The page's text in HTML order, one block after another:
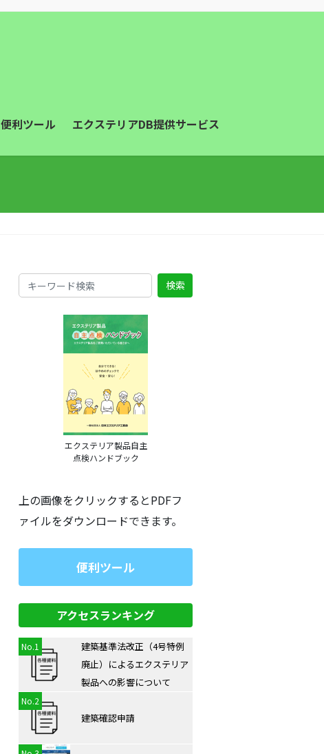
便利ツール エクステリアDB提供サービス
検索
エクステリア製品自主
点検ハンドブック
上の画像をクリックするとPDFフ
ァイルをダウンロードできます。
便利ツール
アクセスランキング
建築基準法改正（4号特例
廃⽌）によるエクステリア
製品への影響について
建築確認申請